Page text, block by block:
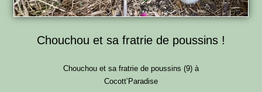
Chouchou et sa fratrie de poussins !
Chouchou et sa fratrie de poussins (9) à
Cocott’Paradise